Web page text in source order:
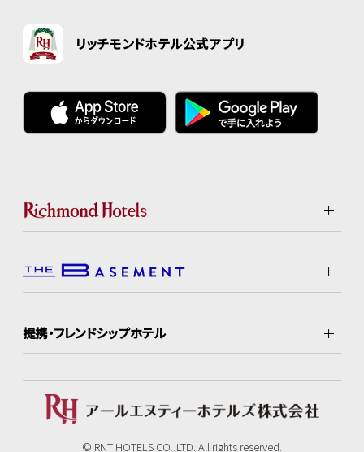
リッチモンドホテル公式アプリ
提携・フレンドシップホテル
© RNT HOTELS CO.,LTD. All rights reserved.